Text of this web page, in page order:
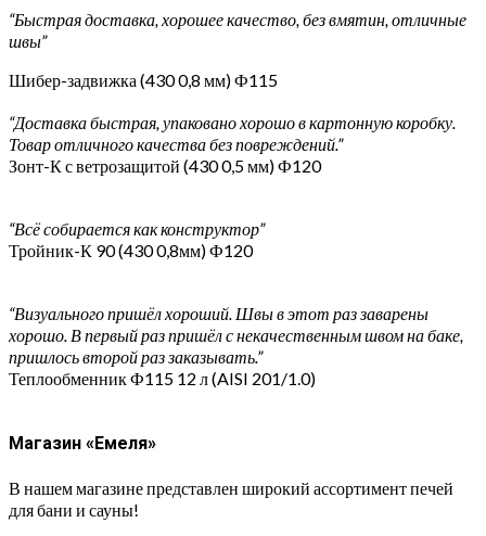
“Быстрая доставка, хорошее качество, без вмятин, отличные
швы”
Шибер-задвижка (430 0,8 мм) Ф115
“Доставка быстрая, упаковано хорошо в картонную коробку.
Товар отличного качества без повреждений.”
Зонт-К с ветрозащитой (430 0,5 мм) Ф120
“Всё собирается как конструктор”
Тройник-К 90 (430 0,8мм) Ф120
“Визуального пришёл хороший. Швы в этот раз заварены
хорошо. В первый раз пришёл с некачественным швом на баке,
пришлось второй раз заказывать.”
Теплообменник Ф115 12 л (AISI 201/1.0)
Магазин «Емеля»
В нашем магазине представлен широкий ассортимент печей
для бани и сауны!